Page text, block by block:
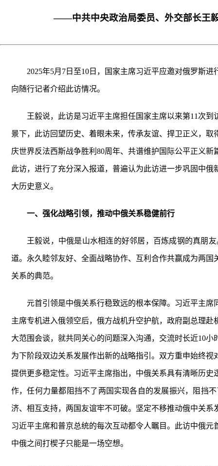
​——中共中央政治局委员、外交部长王
2025年5月7日至10日，国家主席习近平应邀对俄罗斯
向随行记者介绍此访情况。
王毅说，此访是习近平主席担任国家主席以来第11次
景下，此访回望历史、着眼未来，传承友谊、捍卫正义，
庆世界反法西斯战争胜利80周年、共谱维护国际公平正义
此访，进行了充分深入报道，普遍认为此访进一步巩固中
大历史意义。
一、强化战略引领，推动中俄关系稳健前行
王毅说，中俄是山水相连的好邻居，百炼成钢的真朋
道。永久睦邻友好、全面战略协作、互利合作共赢成为两
关系的典范。
元首引领是中俄关系行稳致远的根本保障。习近平主
主席专机进入俄领空后，俄方战机升空护航，政府副总理
大范围会谈，就共同关心的问题深入沟通，交流时长近10
为下阶段双边关系发展作出新的战略指引。双方重申始终
提供更多稳定性。习近平主席指出，中俄关系具有清晰历
作，任何力量都阻挡不了两国实现各自的发展振兴，阻挡
济、相互支持，两国友谊牢不可破。坚定不移推动俄中关
习近平主席和普京总统的每次互动都令人瞩目。此访中俄
中俄之间打楔子只能是一场空想。